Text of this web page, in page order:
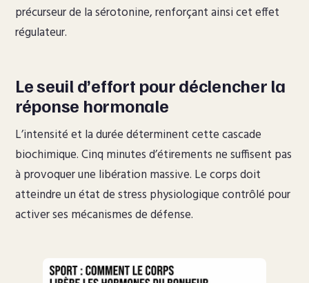
précurseur de la sérotonine, renforçant ainsi cet effet
régulateur.
Le seuil d’effort pour déclencher la
réponse hormonale
L’intensité et la durée déterminent cette cascade
biochimique. Cinq minutes d’étirements ne suffisent pas
à provoquer une libération massive. Le corps doit
atteindre un état de stress physiologique contrôlé pour
activer ses mécanismes de défense.